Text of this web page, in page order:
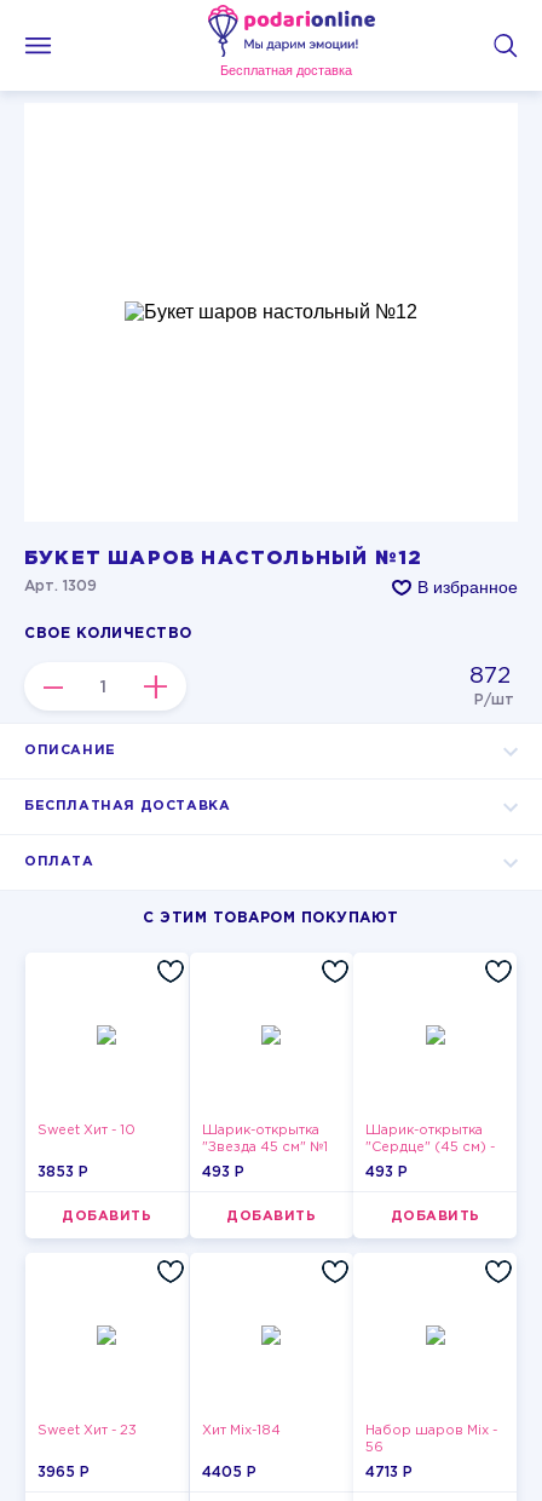
Бесплатная доставка
БУКЕТ ШАРОВ НАСТОЛЬНЫЙ №12
Арт. 1309 В избранное
СВОЕ КОЛИЧЕСТВО
– + 872
Р/шт
ОПИСАНИЕ
БЕСПЛАТНАЯ ДОСТАВКА
ОПЛАТА
С ЭТИМ ТОВАРОМ ПОКУПАЮТ
Sweet Хит - 10
3853 P
ДОБАВИТЬ
Шарик-открытка
"Звезда 45 см" №1
493 P
ДОБАВИТЬ
Шарик-открытка
"Сердце" (45 см) -
2
493 P
ДОБАВИТЬ
Sweet Хит - 23
3965 P
Хит Mix-184
4405 P
Набор шаров Mix -
56
4713 P